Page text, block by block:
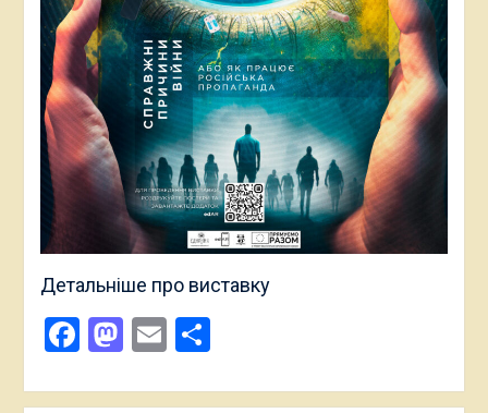
Детальніше про виставку
Facebook
Mastodon
EmailПоділитися